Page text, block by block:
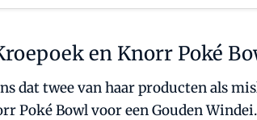
en Knorr Poké
dat twee van haar producten als
Poké Bowl voor een Gouden